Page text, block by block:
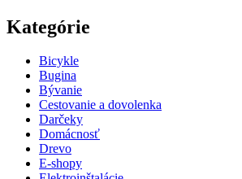
Kategórie
Bicykle
Bugina
Bývanie
Cestovanie a dovolenka
Darčeky
Domácnosť
Drevo
E-shopy